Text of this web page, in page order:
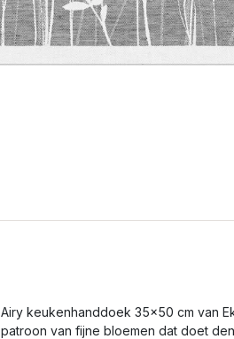
Airy keukenhanddoek 35x50 cm van
patroon van fijne bloemen dat doet